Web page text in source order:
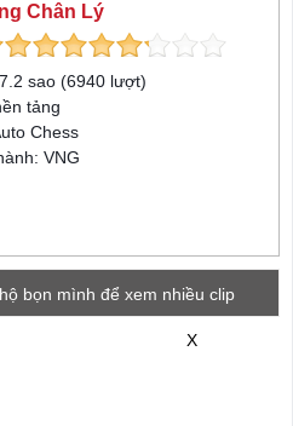
Chân Lý
7.2 sao (6940 lượt)
tảng
Chess
VNG
bọn mình để xem nhiều clip
X